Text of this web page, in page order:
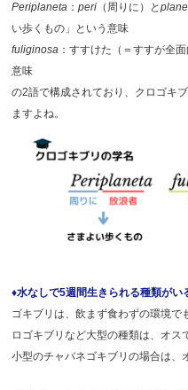
Periplaneta ：peri （周りに）と
い歩くもの」という意味
fuliginosa ：すすけた（＝すすが全
意味
の2語で構成されており、クロゴキ
ますよね。
♦水なしで5週間生きられる種類がい
ゴキブリは、飲まず食わずの環境で
ロゴキブリなど大型の種類は、オス
小型のチャバネゴキブリの場合は、